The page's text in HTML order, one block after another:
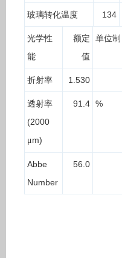
玻璃转化温度 134
光学性
能
额定
值
单位制
折射率 1.530
透射率
(2000
μm)
91.4 %
Abbe
Number
56.0